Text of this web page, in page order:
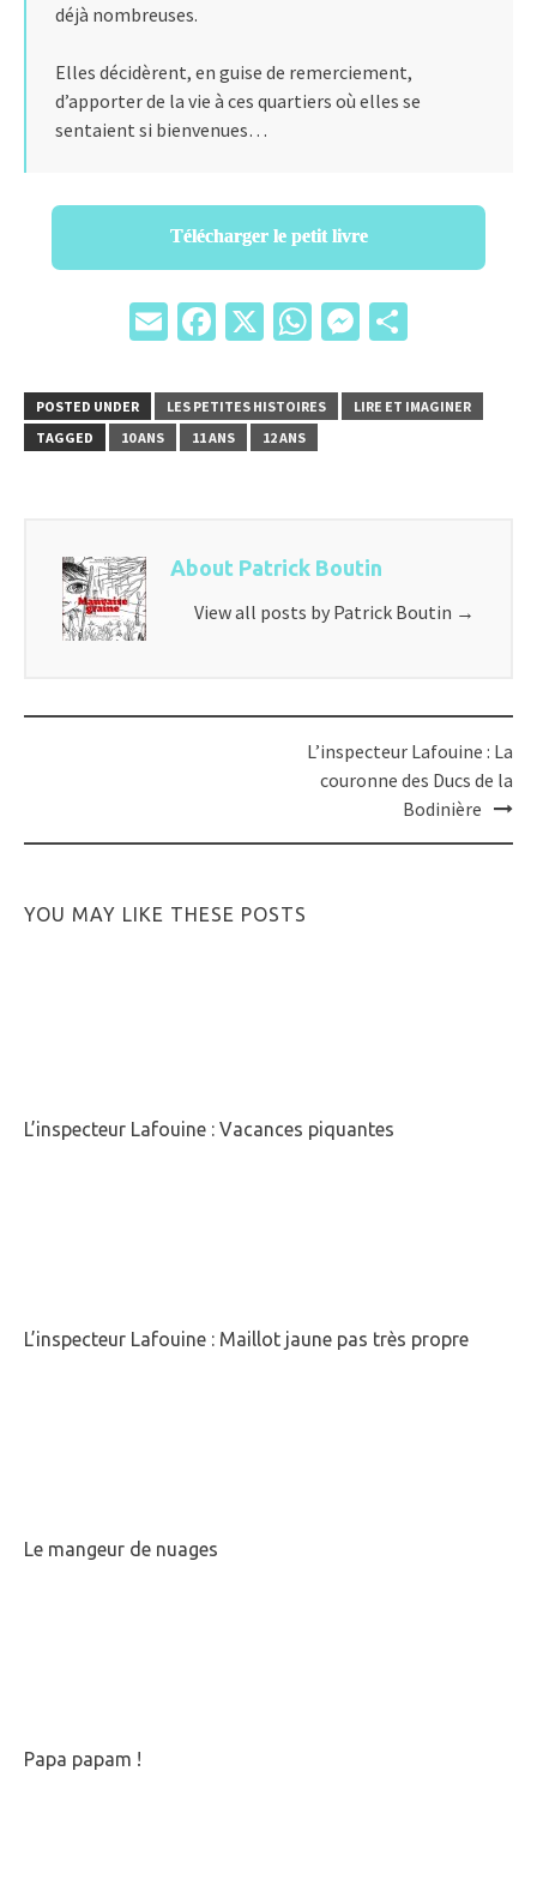
déjà nombreuses.
Elles décidèrent, en guise de remerciement,
d’apporter de la vie à ces quartiers où elles se
sentaient si bienvenues…
Télécharger le petit livre
EmailFacebook
X WhatsApp
Messenger
POSTED UNDER LES PETITES HISTOIRES
LIRE ET IMAGINER
TAGGED
10 ANS 11 ANS 12 ANS
About Patrick Boutin
View all posts by Patrick Boutin →
L’inspecteur Lafouine : La
couronne des Ducs de la
Bodinière
YOU MAY LIKE THESE POSTS
L’inspecteur Lafouine : Vacances piquantes
L’inspecteur Lafouine : Maillot jaune pas très propre
Le mangeur de nuages
Papa papam !